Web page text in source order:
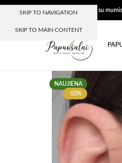
SKIP TO NAVIGATION
SKIP TO MAIN CONTENT
Dėkojame, kad esate su
-10%
NAUJIENA